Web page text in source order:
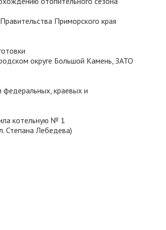
Приморского края
округе Большой Камень, ЗАТО
краевых и
котельную № 1
Степана Лебедева)